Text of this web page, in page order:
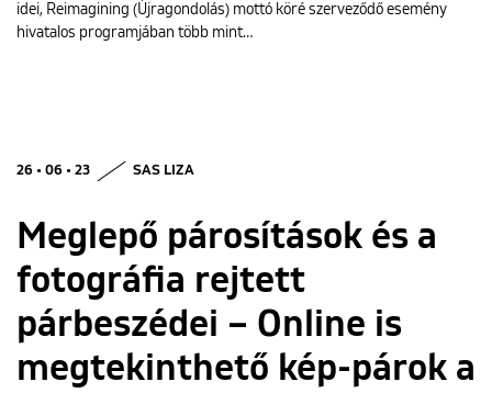
idei, Reimagining (Újragondolás) mottó köré szerveződő esemény
hivatalos programjában több mint…
26 • 06 • 23 SAS LIZA
Meglepő párosítások és a
fotográfia rejtett
párbeszédei – Online is
megtekinthető kép-párok a